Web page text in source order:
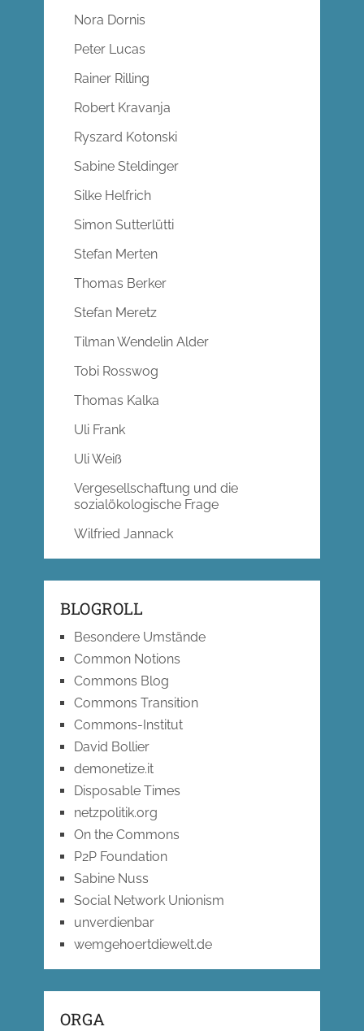
Nora Dornis
Peter Lucas
Rainer Rilling
Robert Kravanja
Ryszard Kotonski
Sabine Steldinger
Silke Helfrich
Simon Sutterlütti
Stefan Merten
Thomas Berker
Stefan Meretz
Tilman Wendelin Alder
Tobi Rosswog
Thomas Kalka
Uli Frank
Uli Weiß
Vergesellschaftung und die
sozialökologische Frage
Wilfried Jannack
BLOGROLL
Besondere Umstände
Common Notions
Commons Blog
Commons Transition
Commons-Institut
David Bollier
demonetize.it
Disposable Times
netzpolitik.org
On the Commons
P2P Foundation
Sabine Nuss
Social Network Unionism
unverdienbar
wemgehoertdiewelt.de
ORGA